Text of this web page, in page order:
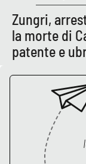
Catanzaro
Crotone
Reggio
Cosenza
Zungri,
la morte di
patente e